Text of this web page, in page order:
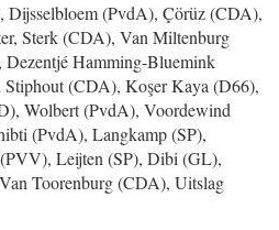
Dijsselbloem (PvdA), Çörüz (CDA),
Sterk (CDA), Van Miltenburg
Hamming-Bluemink
(CDA), Koşer Kaya (D66),
Wolbert (PvdA), Voordewind
(PvdA), Langkamp (SP),
Leijten (SP), Dibi (GL),
Toorenburg (CDA), Uitslag